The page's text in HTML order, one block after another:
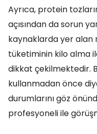
Ayrıca, protein
açısından da sorun
kaynaklarda yer
tüketiminin kilo alma
dikkat çekilmektedir.
kullanmadan önce
durumlarını göz
profesyoneli ile